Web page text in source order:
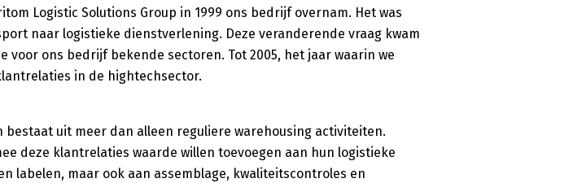
Logistic Solutions Group in 1999 ons bedrijf overnam. Het was
naar logistieke dienstverlening. Deze veranderende vraag kwam
ons bedrijf bekende sectoren. Tot 2005, het jaar waarin we
in de hightechsector.
uit meer dan alleen reguliere warehousing activiteiten.
deze klantrelaties waarde willen toevoegen aan hun logistieke
labelen, maar ook aan assemblage, kwaliteitscontroles en